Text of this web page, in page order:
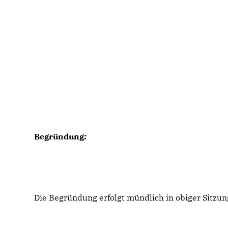
Begründung:
Die Begründung erfolgt mündlich in obiger